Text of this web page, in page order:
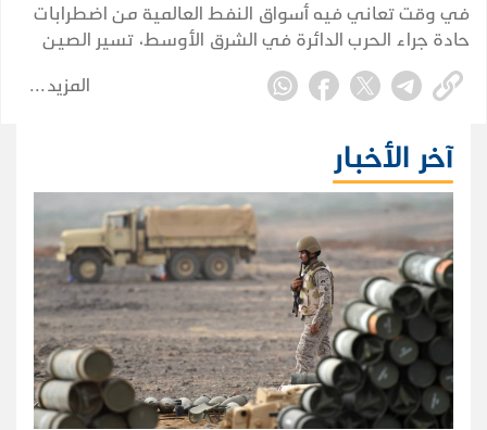
في وقت تعاني فيه أسواق النفط العالمية من اضطرابات
حادة جراء الحرب الدائرة في الشرق الأوسط، تسير الصين
في اتجاه مختلف؛ إذ تُبرم صفقاتها الخاصة وتُكرّس نفوذها
الاستراتيجي بعيداً عن الأضواء، بينما تتصارع إدارة ترامب
المزيد
آخر الأخبار